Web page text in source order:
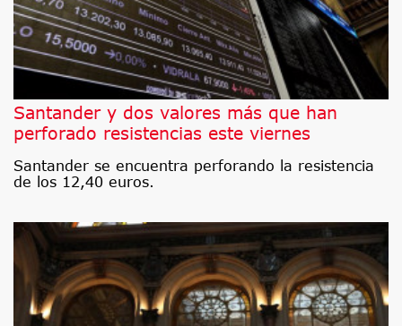
Santander y dos valores más que han
perforado resistencias este viernes
Santander se encuentra perforando la resistencia
de los 12,40 euros.